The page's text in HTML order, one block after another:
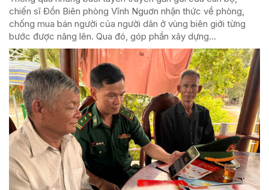
chiến sĩ Đồn Biên phòng Vĩnh Nguơn nhận thức về phòng,
chống mua bán người của người dân ở vùng biên giới từng
bước được nâng lên. Qua đó, góp phần xây dựng...